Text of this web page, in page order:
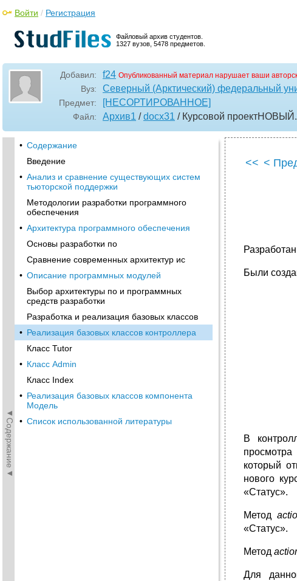
Файловый архив студентов.
1327 вузов, 5478 предметов.
Войти / Регистрация
Добавил: f24 Опубликованный материал нарушает ваши
Вуз: Северный (Арктический) федеральный
Предмет: [НЕСОРТИРОВАННОЕ]
Файл: Архив1 /docx31 / Курсовой проектНОВЫЙ
◄Содержание◄
• Содержание
Введение
• Анализ и сравнение существующих систем
тьюторской поддержки
Методологии разработки программного
обеспечения
• Архитектура программного обеспечения
Основы разработки по
Сравнение современных архитектур ис
• Описание программных модулей
Выбор архитектуры по и программных
средств разработки
Разработка и реализация базовых классов
• Реализация базовых классов контроллера
Класс Tutor
• Класс Admin
Класс Index
• Реализация базовых классов компонента
Модель
• Список использованной литературы
<< <
Были
В
просмотра
который
нового
«Статус».
Метод
«Статус».
Метод
Для